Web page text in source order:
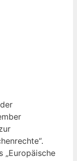
„Europäische